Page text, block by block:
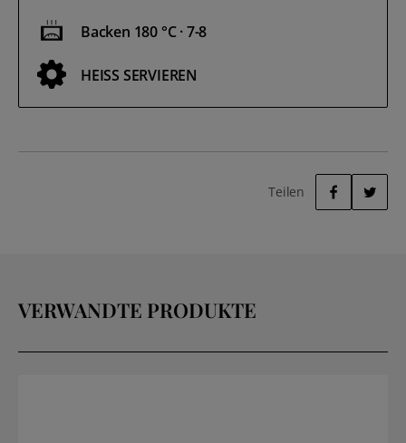
Backen 180 °C · 7-8
HEISS SERVIEREN
Teilen FACEBOOKTWITTER
VERWANDTE PRODUKTE